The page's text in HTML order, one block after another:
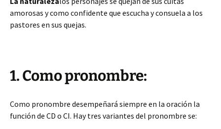
amorosas y como confidente que escucha y consuela a los
pastores en sus quejas.
1. Como pronombre:
Como pronombre desempeñará siempre en la oración la
función de CD o CI. Hay tres variantes del pronombre se: